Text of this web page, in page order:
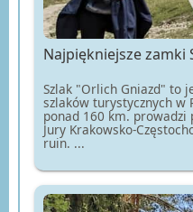
Najpiękniejsze zamki
Szlak "Orlich Gniazd" to
szlaków turystycznych w
ponad 160 km. prowadzi
Jury Krakowsko-
ruin. ...